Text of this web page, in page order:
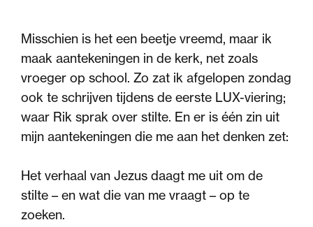
Misschien is het een beetje vreemd, maar ik
maak aantekeningen in de kerk, net zoals
vroeger op school. Zo zat ik afgelopen zondag
ook te schrijven tijdens de eerste LUX-viering;
waar Rik sprak over stilte. En er is één zin uit
mijn aantekeningen die me aan het denken zet:
Het verhaal van Jezus daagt me uit om de
stilte – en wat die van me vraagt – op te
zoeken.